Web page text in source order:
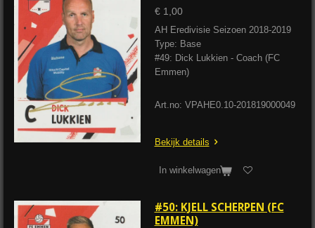
€ 1,00
AH Eredivisie Seizoen 2018-2019
Type: Base
#49: Dick Lukkien - Coach (FC
Emmen)
Art.no: VPAHE0.10-201819000049
Bekijk details
In winkelwagen
#50: KJELL SCHERPEN (FC
EMMEN)